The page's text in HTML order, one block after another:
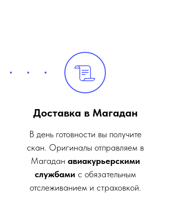
Доставка в Магадан
В день готовности вы получите
скан. Оригиналы отправляем в
Магадан авиакурьерскими
службами с обязательным
отслеживанием и страховкой.